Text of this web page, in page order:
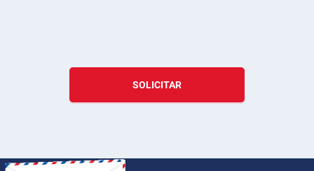
SOLICITAR